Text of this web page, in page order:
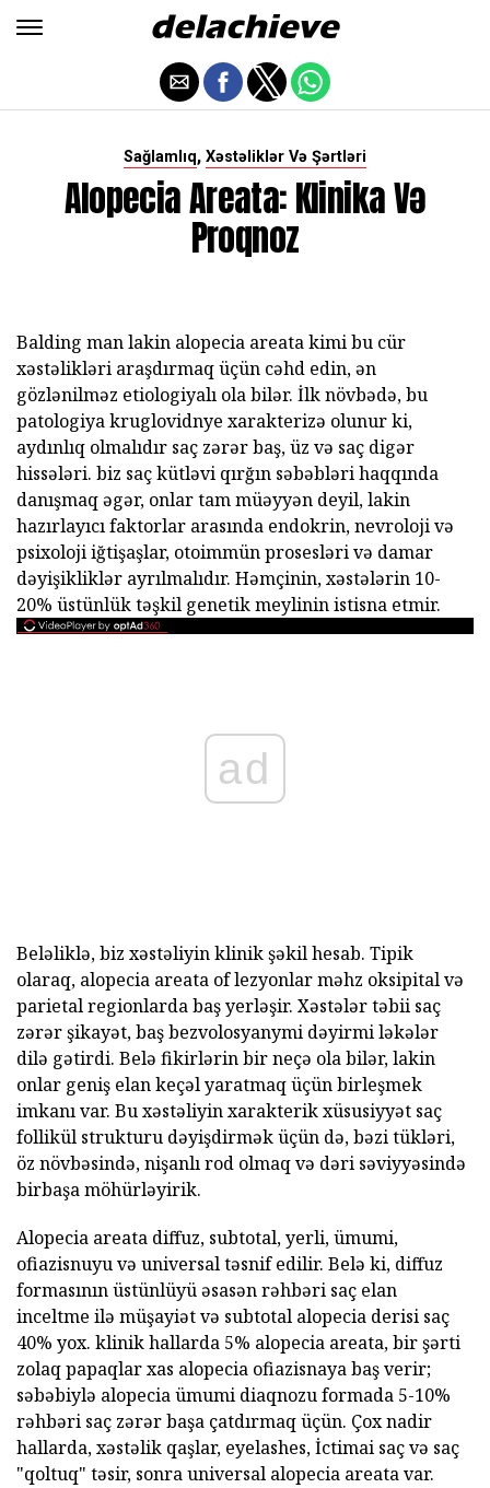
Sağlamlıq, Xəstəliklər Və Şərtləri
Alopecia Areata: Klinika Və
Proqnoz
Balding man lakin alopecia areata kimi bu cür
xəstəlikləri araşdırmaq üçün cəhd edin, ən
gözlənilməz etiologiyalı ola bilər. İlk növbədə, bu
patologiya kruglovidnye xarakterizə olunur ki,
aydınlıq olmalıdır saç zərər baş, üz və saç digər
hissələri. biz saç kütləvi qırğın səbəbləri haqqında
danışmaq əgər, onlar tam müəyyən deyil, lakin
hazırlayıcı faktorlar arasında endokrin, nevroloji və
psixoloji iğtişaşlar, otoimmün prosesləri və damar
dəyişikliklər ayrılmalıdır. Həmçinin, xəstələrin 10-
20% üstünlük təşkil genetik meylinin istisna etmir.
ad
Beləliklə, biz xəstəliyin klinik şəkil hesab. Tipik
olaraq, alopecia areata of lezyonlar məhz oksipital və
parietal regionlarda baş yerləşir. Xəstələr təbii saç
zərər şikayət, baş bezvolosyanymi dəyirmi ləkələr
dilə gətirdi. Belə fikirlərin bir neçə ola bilər, lakin
onlar geniş elan keçəl yaratmaq üçün birleşmek
imkanı var. Bu xəstəliyin xarakterik xüsusiyyət saç
follikül strukturu dəyişdirmək üçün də, bəzi tükləri,
öz növbəsində, nişanlı rod olmaq və dəri səviyyəsində
birbaşa möhürləyirik.
Alopecia areata diffuz, subtotal, yerli, ümumi,
ofiazisnuyu və universal təsnif edilir. Belə ki, diffuz
formasının üstünlüyü əsasən rəhbəri saç elan
inceltme ilə müşayiət və subtotal alopecia derisi saç
40% yox. klinik hallarda 5% alopecia areata, bir şərti
zolaq papaqlar xas alopecia ofiazisnaya baş verir;
səbəbiylə alopecia ümumi diaqnozu formada 5-10%
rəhbəri saç zərər başa çatdırmaq üçün. Çox nadir
hallarda, xəstəlik qaşlar, eyelashes, İctimai saç və saç
"qoltuq" təsir, sonra universal alopecia areata var.